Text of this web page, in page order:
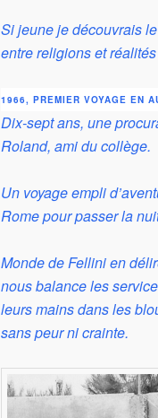
Si jeune je découvrais
entre religions et
1966, PREMIER VOYAGE EN
Dix-sept ans, une
Roland, ami du collège.
Un voyage empli
Rome pour passer la
Monde de Fellini en
nous balance les
leurs mains dans les
sans peurni crainte.